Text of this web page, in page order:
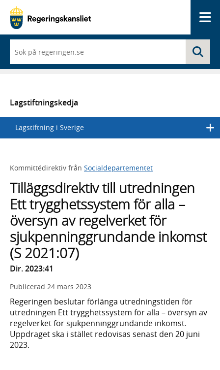
du
börjar
skriva
en
lista
med
sökförslag
Lagstiftningskedja
Lagstiftning i Sverige
Kommittédirektiv från Socialdepartementet
Tilläggsdirektiv till utredningen
Ett trygghetssystem för alla –
översyn av regelverket för
sjukpenninggrundande inkomst
(S 2021:07)
Dir. 2023:41
Publicerad 24 mars 2023
Regeringen beslutar förlänga utredningstiden för
utredningen Ett trygghetssystem för alla – översyn av
regelverket för sjukpenninggrundande inkomst.
Uppdraget ska i stället redovisas senast den 20 juni
2023.